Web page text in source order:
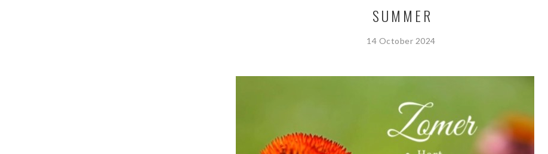
SUMMER
14 October 2024